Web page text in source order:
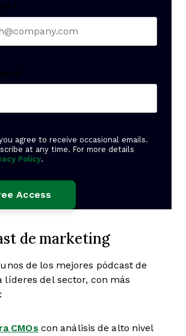
*
*
agree to receive occasional emails.
at any time. For more details
Policy.
de marketing
de los mejores pódcast de
líderes del sector, con más
CMOs con análisis de alto nivel